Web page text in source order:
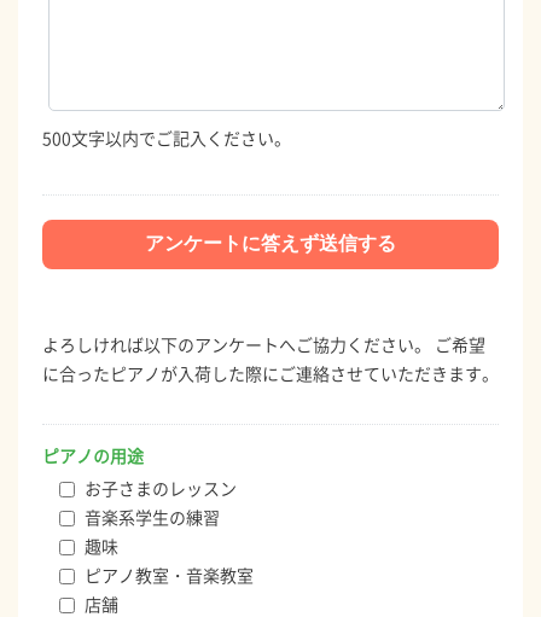
500文字以内でご記入ください。
よろしければ以下のアンケートへご協力ください。 ご希望
に合ったピアノが入荷した際にご連絡させていただきます。
ピアノの用途
お子さまのレッスン
音楽系学生の練習
趣味
ピアノ教室・音楽教室
店舗